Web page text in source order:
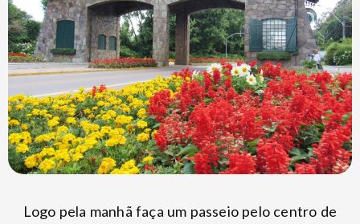
Logo pela manhã faça um passeio pelo centro de